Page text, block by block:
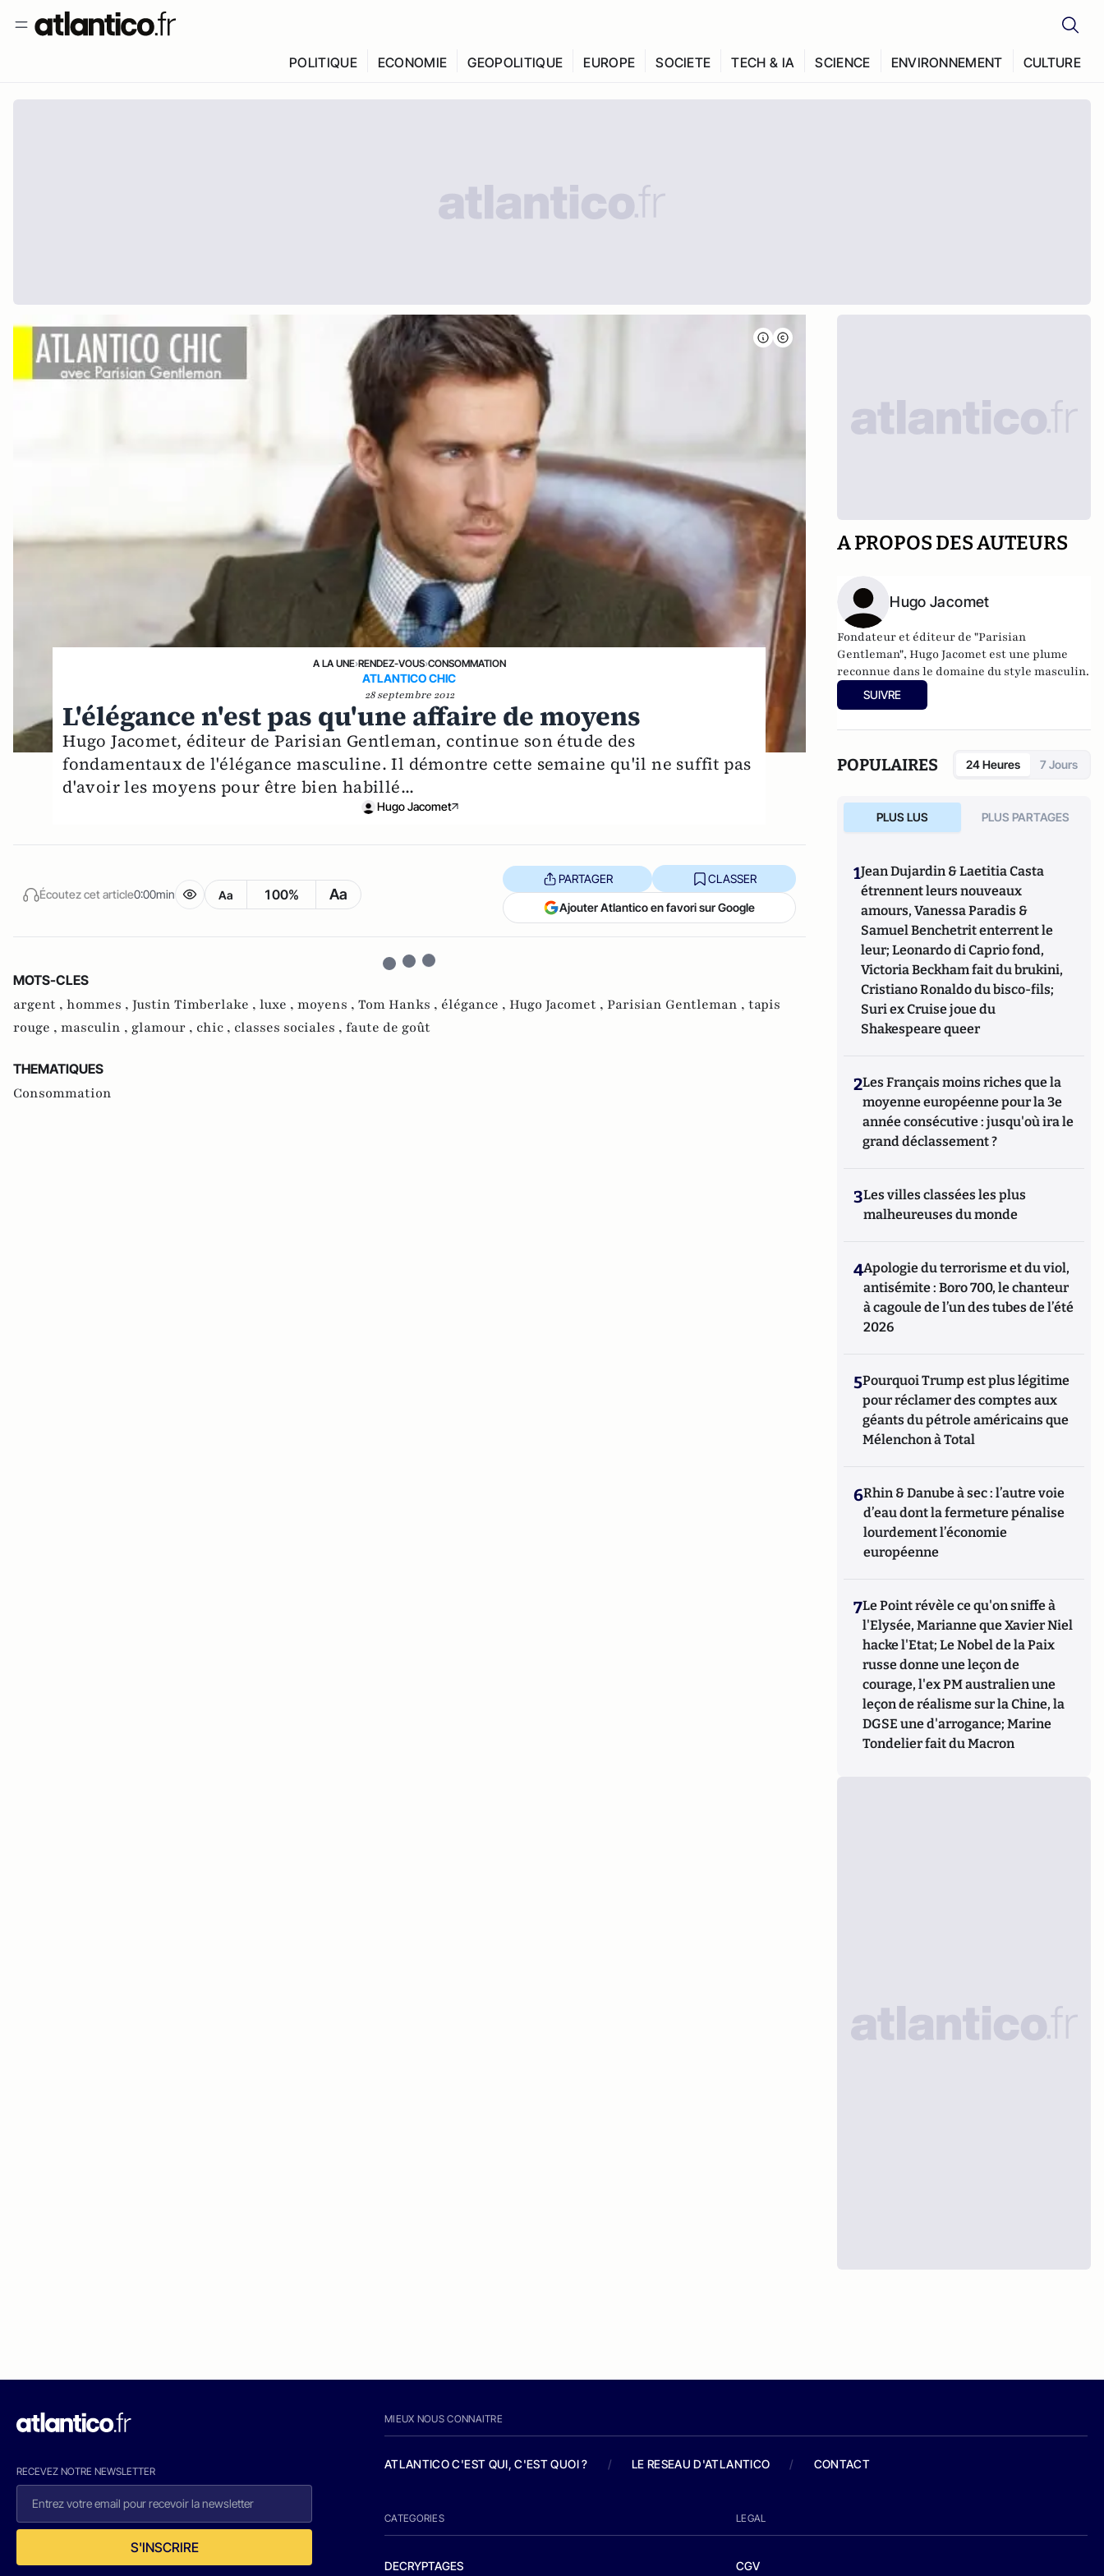
POLITIQUE ECONOMIE GEOPOLITIQUE EUROPE SOCIETE TECH & IA SCIENCE ENVIRONNEMENT CULTURE
A LA UNE›RENDEZ-VOUS›CONSOMMATION
ATLANTICO CHIC
28 septembre 2012
L'élégance n'est pas qu'une affaire de moyens
Hugo Jacomet, éditeur de Parisian Gentleman, continue son étude des
fondamentaux de l'élégance masculine. Il démontre cette semaine qu'il ne suffit pas
d'avoir les moyens pour être bien habillé...
Hugo Jacomet
Écoutez cet article0:00min Aa 100% Aa
PARTAGER CLASSER
Ajouter Atlantico en favori sur Google
MOTS-CLES
argent , hommes , Justin Timberlake , luxe , moyens , Tom Hanks , élégance , Hugo Jacomet , Parisian Gentleman , tapis
rouge , masculin , glamour , chic , classes sociales , faute de goût
THEMATIQUES
Consommation
A PROPOS DES AUTEURS
Hugo Jacomet
Fondateur et éditeur de"Parisian
Gentleman", Hugo Jacomet est une plume
reconnue dans le domaine du style masculin.
SUIVRE
POPULAIRES 24 Heures 7 Jours
PLUS LUS PLUS PARTAGES
1Jean Dujardin & Laetitia Casta
étrennent leurs nouveaux
amours, Vanessa Paradis &
Samuel Benchetrit enterrent le
leur; Leonardo di Caprio fond,
Victoria Beckham fait du brukini,
Cristiano Ronaldo du bisco-fils;
Suri ex Cruise joue du
Shakespeare queer
2Les Français moins riches que la
moyenne européenne pour la 3e
année consécutive : jusqu'où ira le
grand déclassement ?
3Les villes classées les plus
malheureuses du monde
4Apologie du terrorisme et du viol,
antisémite : Boro 700, le chanteur
à cagoule de l’un des tubes de l’été
2026
5Pourquoi Trump est plus légitime
pour réclamer des comptes aux
géants du pétrole américains que
Mélenchon à Total
6Rhin & Danube à sec : l’autre voie
d’eau dont la fermeture pénalise
lourdement l’économie
européenne
7Le Point révèle ce qu'on sniffe à
l'Elysée, Marianne que Xavier Niel
hacke l'Etat; Le Nobel de la Paix
russe donne une leçon de
courage, l'ex PM australien une
leçon de réalisme sur la Chine, la
DGSE une d'arrogance; Marine
Tondelier fait du Macron
RECEVEZ NOTRE NEWSLETTER
S'INSCRIRE
MIEUX NOUS CONNAITRE
ATLANTICO C'EST QUI, C'EST QUOI ? / LE RESEAU D'ATLANTICO / CONTACT
CATEGORIES
DECRYPTAGES
LEGAL
CGV